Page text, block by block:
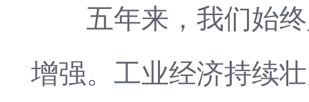
五年来，我们始终
增强。工业经济持续